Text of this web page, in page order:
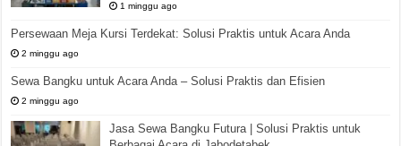
1 minggu ago
Persewaan Meja Kursi Terdekat: Solusi Praktis untuk Acara Anda
2 minggu ago
Sewa Bangku untuk Acara Anda – Solusi Praktis dan Efisien
2 minggu ago
Jasa Sewa Bangku Futura | Solusi Praktis untuk